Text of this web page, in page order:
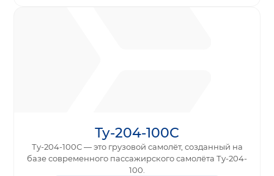
Ту-204-100С
Ту-204-100С — это грузовой самолёт, созданный на
базе современного пассажирского самолёта Ту-204-
100.